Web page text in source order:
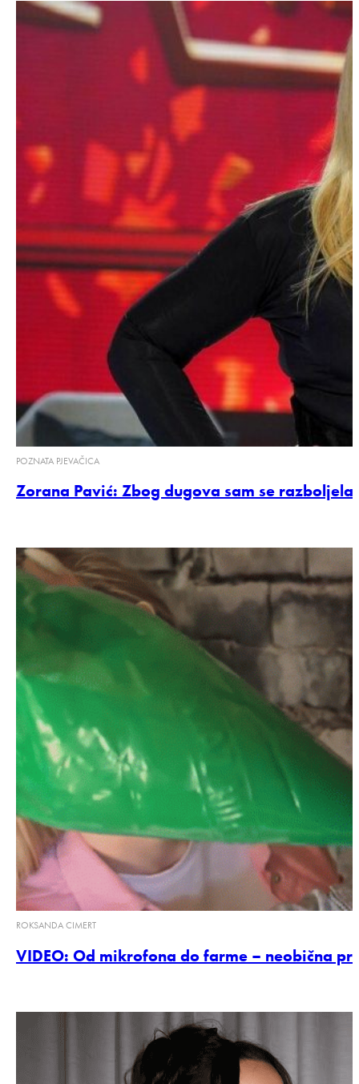
POZNATA PJEVAČICA
Zorana Pavić: Zbog dugova sam se razboljela
ROKSANDA CIMERT
VIDEO: Od mikrofona do farme – neobična